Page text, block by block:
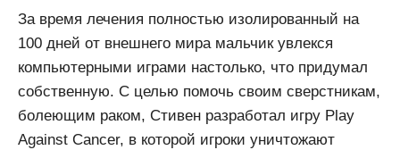
За время лечения полностью изолированный на
100 дней от внешнего мира мальчик увлекся
компьютерными играми настолько, что придумал
собственную. С целью помочь своим сверстникам,
болеющим раком, Стивен разработал игру Play
Against Cancer, в которой игроки уничтожают